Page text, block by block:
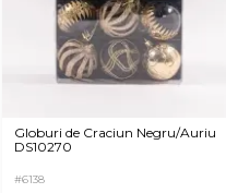
Globuri de Craciun Negru/Auriu
DS10270
#6138